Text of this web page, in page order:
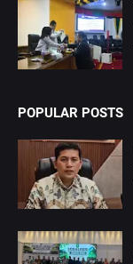
POPULAR POSTS